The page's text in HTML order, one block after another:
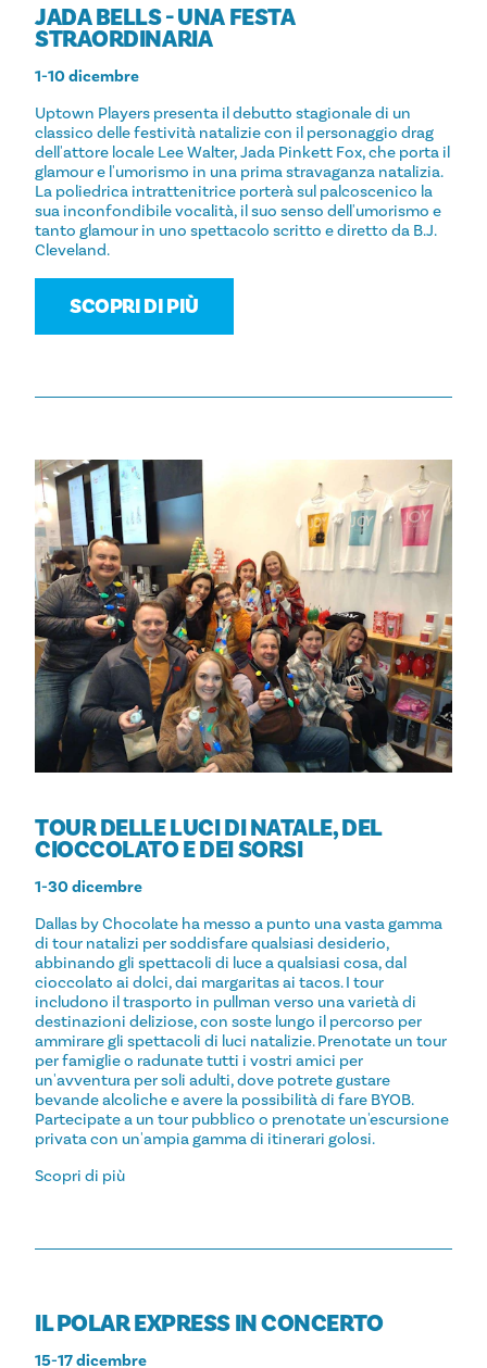
JADA BELLS - UNA FESTA
STRAORDINARIA
1-10 dicembre
Uptown Players presenta il debutto stagionale di un
classico delle festività natalizie con il personaggio drag
dell'attore locale Lee Walter, Jada Pinkett Fox, che porta il
glamour e l'umorismo in una prima stravaganza natalizia.
La poliedrica intrattenitrice porterà sul palcoscenico la
sua inconfondibile vocalità, il suo senso dell'umorismo e
tanto glamour in uno spettacolo scritto e diretto da B.J.
Cleveland.
SCOPRI DI PIÙ
TOUR DELLE LUCI DI NATALE, DEL
CIOCCOLATO E DEI SORSI
1-30 dicembre
Dallas by Chocolate ha messo a punto una vasta gamma
di tour natalizi per soddisfare qualsiasi desiderio,
abbinando gli spettacoli di luce a qualsiasi cosa, dal
cioccolato ai dolci, dai margaritas ai tacos. I tour
includono il trasporto in pullman verso una varietà di
destinazioni deliziose, con soste lungo il percorso per
ammirare gli spettacoli di luci natalizie. Prenotate un tour
per famiglie o radunate tutti i vostri amici per
un'avventura per soli adulti, dove potrete gustare
bevande alcoliche e avere la possibilità di fare BYOB.
Partecipate a un tour pubblico o prenotate un'escursione
privata con un'ampia gamma di itinerari golosi.
Scopri di più
IL POLAR EXPRESS IN CONCERTO
15-17 dicembre